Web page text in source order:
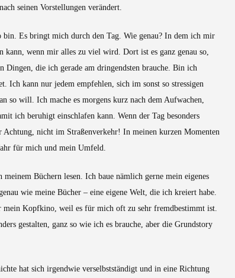
seinen Vorstellungen verändert.
Es bringt mich durch den Tag. Wie genau? In dem ich mir
wenn mir alles zu viel wird. Dort ist es ganz genau so,
die ich gerade am dringendsten brauche. Bin ich
kann nur jedem empfehlen, sich im sonst so stressigen
so will. Ich mache es morgens kurz nach dem Aufwachen,
ich beruhigt einschlafen kann. Wenn der Tag besonders
Achtung, nicht im Straßenverkehr! In meinen kurzen Momenten
für mich und mein Umfeld.
Büchern lesen. Ich baue nämlich gerne mein eigenes
wie meine Bücher – eine eigene Welt, die ich kreiert habe.
mein Kopfkino, weil es für mich oft zu sehr fremdbestimmt ist.
gestalten, ganz so wie ich es brauche, aber die Grundstory
hat sich irgendwie verselbstständigt und in eine Richtung